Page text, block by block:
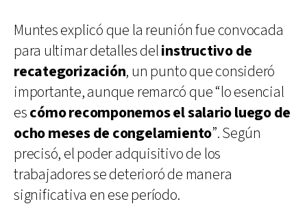
Muntes explicó que la reunión fue convocada
para ultimar detalles delinstructivo de
recategorización, un punto que consideró
importante, aunque remarcó que “lo esencial
escómo recomponemos el salario luego de
ocho meses de congelamiento”. Según
precisó, el poder adquisitivo de los
trabajadores se deterioró de manera
significativa en ese período.